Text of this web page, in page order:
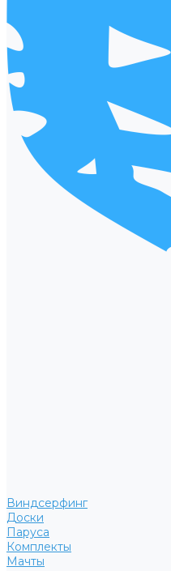
Виндсерфинг
Доски
Паруса
Комплекты
Мачты